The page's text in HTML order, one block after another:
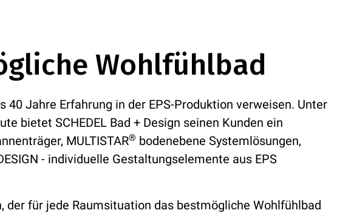
Wohlfühlbad
Jahre Erfahrung in der EPS-Produktion verweisen. Unter
bietet SCHEDEL Bad + Design seinen Kunden ein
MULTISTAR® bodenebene Systemlösungen,
- individuelle Gestaltungselemente aus EPS
für jede Raumsituation das bestmögliche Wohlfühlbad